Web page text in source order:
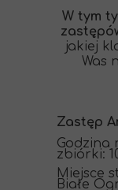
W tym
jakiej
Was
Zastęp
Godzina
zbiórki:
Miejsce
Białe